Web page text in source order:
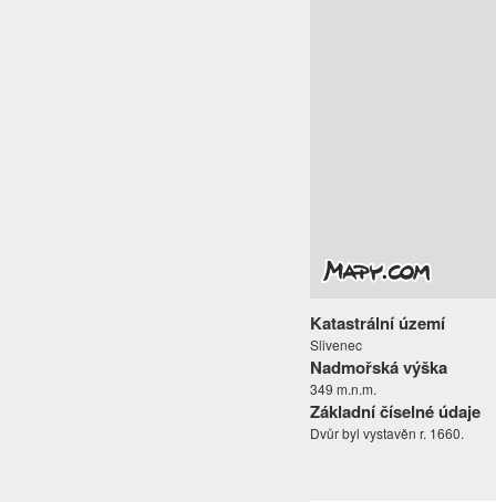
Katastrální území
Slivenec
Nadmořská výška
349 m.n.m.
Základní číselné údaje
Dvůr byl vystavěn r. 1660.